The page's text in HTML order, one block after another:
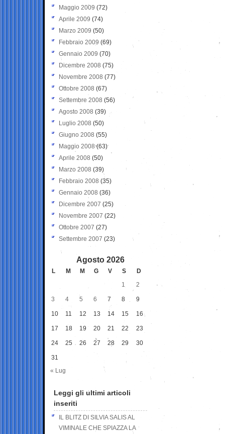
Maggio 2009 (72)
Aprile 2009 (74)
Marzo 2009 (50)
Febbraio 2009 (69)
Gennaio 2009 (70)
Dicembre 2008 (75)
Novembre 2008 (77)
Ottobre 2008 (67)
Settembre 2008 (56)
Agosto 2008 (39)
Luglio 2008 (50)
Giugno 2008 (55)
Maggio 2008(63)
Aprile 2008 (50)
Marzo 2008 (39)
Febbraio 2008 (35)
Gennaio 2008 (36)
Dicembre 2007 (25)
Novembre 2007 (22)
Ottobre 2007 (27)
Settembre 2007 (23)
Agosto 2026
L M M G V S
D
1
2
3 4 5 6 7 8 9
10 11 12 13 14 15 16
17 18 19 20 21 22 23
24 25 26 27 28 29 30
31
« Lug
Leggi gli ultimi articoli
inseriti
IL BLITZ DI SILVIA SALIS AL
VIMINALE CHE SPIAZZA LA